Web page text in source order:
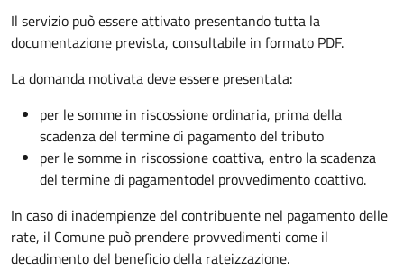
Il servizio può essere attivato presentando tutta la
documentazione prevista, consultabile in formato PDF.
La domanda motivata deve essere presentata:
per le somme in riscossione ordinaria, prima della
scadenza del termine di pagamento del tributo
per le somme in riscossione coattiva, entro la scadenza
del termine di pagamentodel provvedimento coattivo.
In caso di inadempienze del contribuente nel pagamento delle
rate, il Comune può prendere provvedimenti come il
decadimentodel beneficio della rateizzazione.